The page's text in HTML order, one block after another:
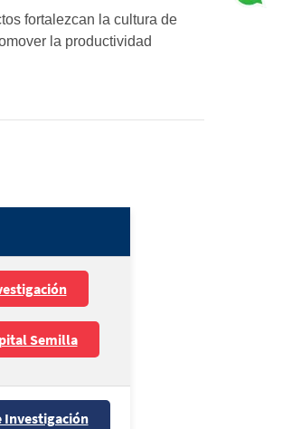
fortalezcan la cultura de
la productividad
Semilla
Investigación